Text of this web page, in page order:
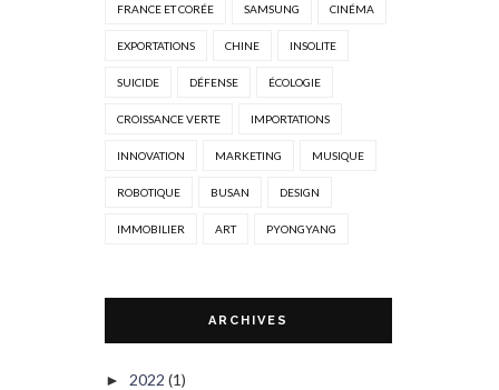
FRANCE ET CORÉE SAMSUNG CINÉMA
EXPORTATIONS CHINE INSOLITE
SUICIDE DÉFENSE ÉCOLOGIE
CROISSANCE VERTE IMPORTATIONS
INNOVATION MARKETING MUSIQUE
ROBOTIQUE BUSAN DESIGN
IMMOBILIER ART PYONGYANG
ARCHIVES
► 2022 (1)